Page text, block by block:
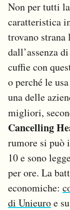
Non per tutti
caratteristica
trovano strana
dall’assenza
cuffie con
o perché le
una delle
migliori,
Cancelling
rumore si può
10 e sono
per ore. La
economiche:
di Unieuroe su